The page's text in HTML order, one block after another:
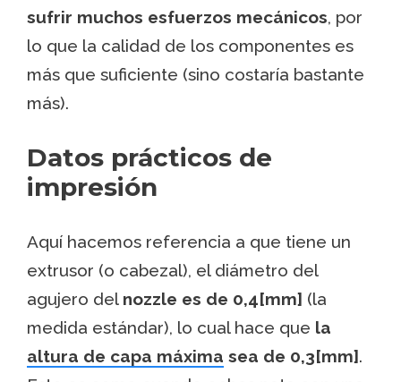
sufrir muchos esfuerzos mecánicos, por
lo que la calidad de los componentes es
más que suficiente (sino costaría bastante
más).
Datos prácticos de
impresión
Aquí hacemos referencia a que tiene un
extrusor (o cabezal), el diámetro del
agujero del nozzle es de 0,4[mm] (la
medida estándar), lo cual hace que la
altura de capa máxima sea de 0,3[mm].